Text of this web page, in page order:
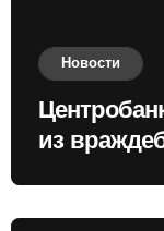
Новости
из